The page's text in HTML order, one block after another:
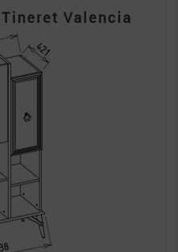
Valencia